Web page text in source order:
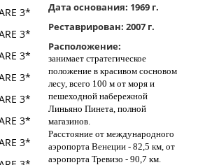
Дата основания: 1969 г.
Реставрирован: 2007 г.
Расположение:
занимает стратегическое
положение в красивом сосновом
лесу, всего 100 м от моря и
пешеходной набережной
Линьяно Пинета, полной
магазинов.
Расстояние от международного
аэропорта Венеции - 82,5 км, от
аэропорта Тревизо - 90,7 км.